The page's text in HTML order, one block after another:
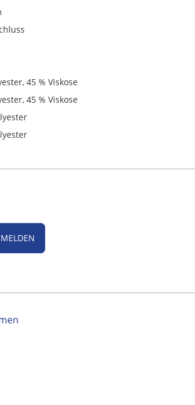
45 % Viskose
45 % Viskose